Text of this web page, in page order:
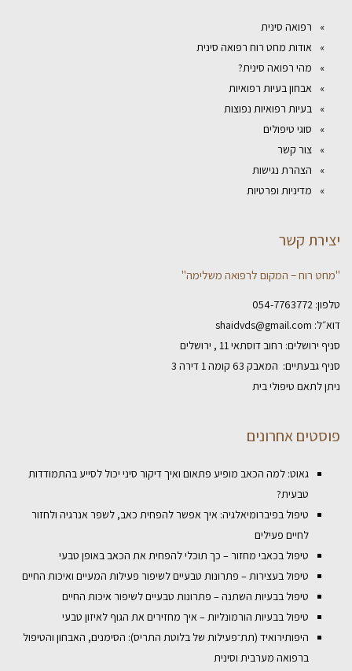
רפואה סינית
אודות מחט רוח רפואה סינית
מהי רפואה סינית?
אבחון בעיות רפואיות
בעיות רפואיות נפוצות
סוגי טיפולים
צור קשר
הצהרת נגישות
מדיניות ופרטיות
יצירת קשר
"מחט רוח – המקום לרפואה משלימה"
טלפון: 054-7763772
דוא״ל: shaidvds@gmail.com
סניף ירושלים: רחוב דוסתאי 11 , ירושלים
סניף גבעתיים: המאבק 63 קומה 1 דירה 3
ניתן לתאם טיפולי בית
פוסטים אחרונים
גאוט: למה הכאב מופיע פתאום ואיך דיקור סיני יכול לסייע בהתמודדות
טבעית?
טיפול בפיברומיאלגיה: איך אפשר להפחית כאב, לשפר אנרגיה ולחזור
לחיים פעילים
טיפול בכאבי מחזור – כך תוכלי להפחית את הכאב באופן טבעי
טיפול בעצירות – פתרונות טבעיים לשיפור פעילות המעיים ואיכות החיים
טיפול בבעיות השתנה – פתרונות טבעיים לשיפור איכות החיים
טיפול בבעיות הורמונליות – איך מחזירים את הגוף לאיזון טבעי
היפותירואיד (תת־פעילות של בלוטת התריס): הסימנים, האבחון והטיפול
ברפואה מערבית וסינית